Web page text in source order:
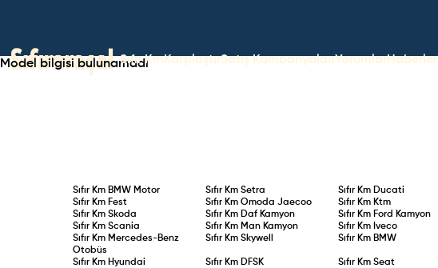
Sıfır KmKarşılaştırSatış KampanyalarıYorumlarHaberler
Model bilgisi bulunamadı
Sıfır Km BMW Motor Sıfır KmSetra Sıfır Km Ducati
Sıfır Km Fest Sıfır KmOmoda Jaecoo Sıfır Km Ktm
Sıfır KmSkoda Sıfır Km Daf Kamyon Sıfır Km Ford Kamyon
Sıfır KmScania Sıfır Km Man Kamyon Sıfır Km Iveco
Sıfır Km Mercedes-Benz
Otobüs
Sıfır KmSkywell Sıfır Km BMW
Sıfır Km Hyundai Sıfır Km DFSK Sıfır KmSeat